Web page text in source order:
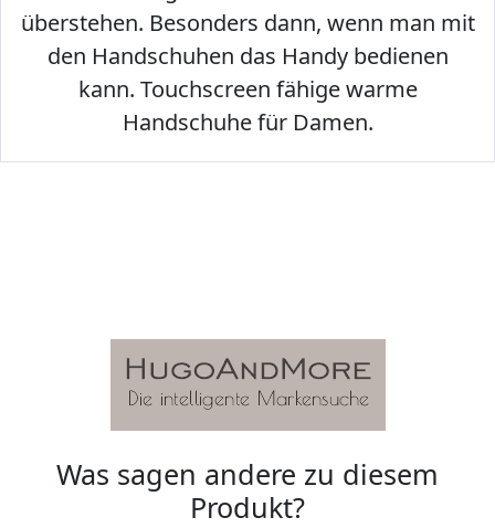
überstehen. Besonders dann, wenn man mit
den Handschuhen das Handy bedienen
kann. Touchscreen fähige warme
Handschuhe für Damen.
Was sagen andere zu diesem
Produkt?